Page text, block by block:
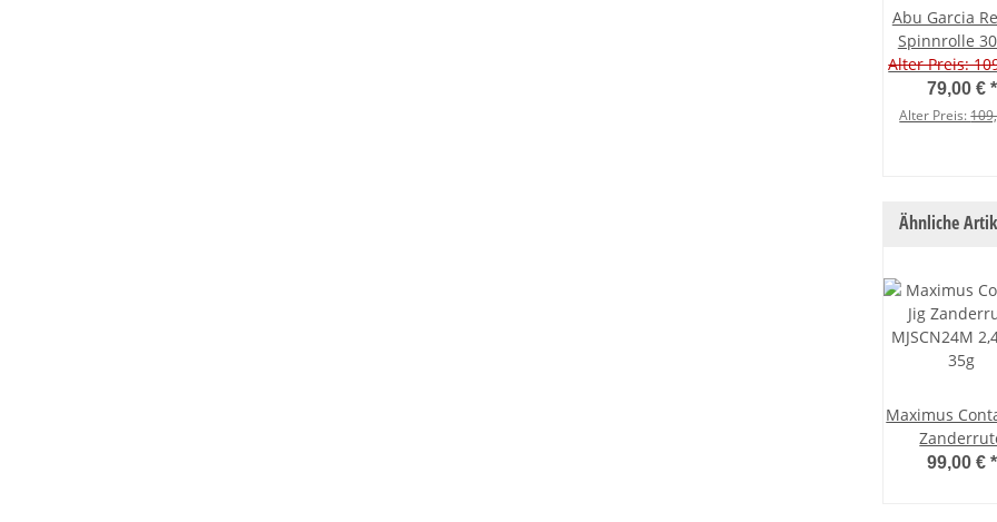
Abu Garcia
Spinnrolle
Alter Preis:
79,00 € *
Alter Preis:
Ähnliche
Maximus
MJSCN24M
99,00 € *